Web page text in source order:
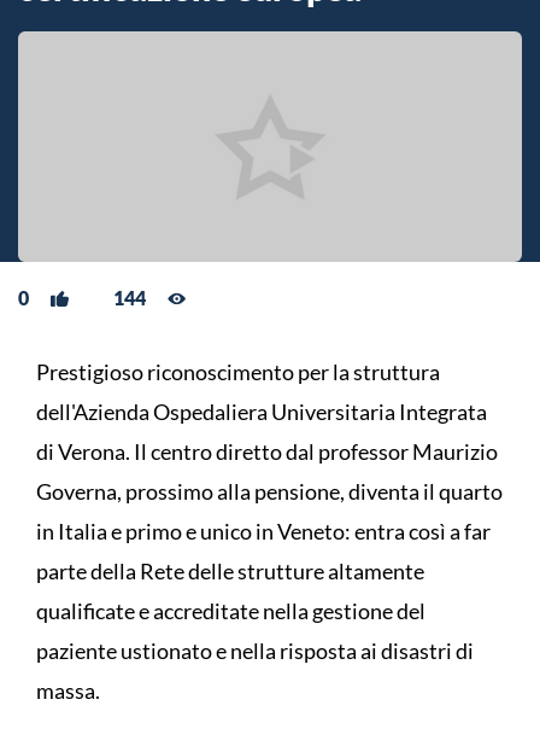
0 144
Prestigioso riconoscimento per la struttura
dell'Azienda Ospedaliera Universitaria Integrata
di Verona. Il centro diretto dal professor Maurizio
Governa, prossimo alla pensione, diventa il quarto
in Italia e primo e unico in Veneto: entra così a far
parte della Rete delle strutture altamente
qualificate e accreditate nella gestione del
paziente ustionato e nella risposta ai disastri di
massa.